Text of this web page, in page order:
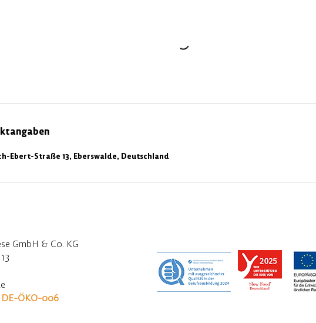
Ebert-Straße 13, Eberswalde, Deutschland
GmbH & Co. KG
ÖKO-oo6